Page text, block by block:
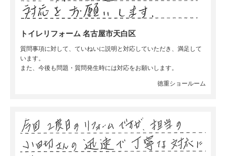
トイレリフォーム 名古屋市天白区
質問事項に対して、ていねいに説明と対応していただき、満足して
います。
また、今後も問題・質問発生時には対応をお願いします。
徳重ショールーム